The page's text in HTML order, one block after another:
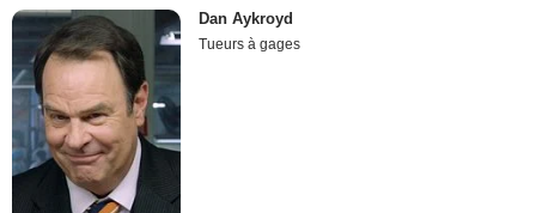
Dan Aykroyd
Tueurs à gages